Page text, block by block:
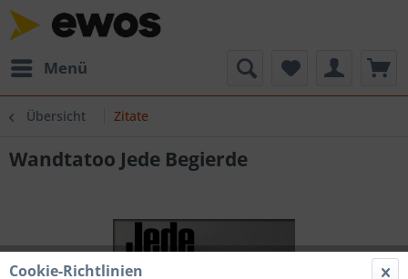
Menü
Übersicht Zitate
Wandtatoo Jede Begierde
Cookie-Richtlinien